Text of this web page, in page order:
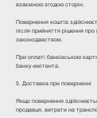
взаємною згодою сторін.
Повернення коштів
після прийняття рішення
законодавством.
При оплаті банківською
банку-емітента.
5. Доставка при поверненні
Якщо повернення
продавця, витрати на